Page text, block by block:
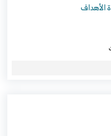
الأهداف